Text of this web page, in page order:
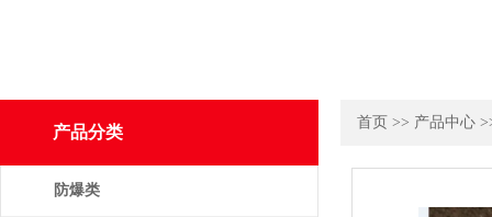
首页 >> 产品中心
产品分类
防爆类